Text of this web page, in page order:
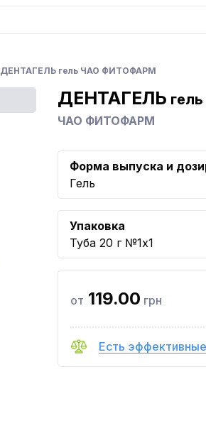
ДЕНТАГЕЛЬ гель ЧАО ФИТОФАРМ
ДЕНТАГЕЛЬ гель
ЧАО ФИТОФАРМ
Форма выпуска и
Гель
Упаковка
Туба 20 г №1x1
от 119.00 грн
Есть